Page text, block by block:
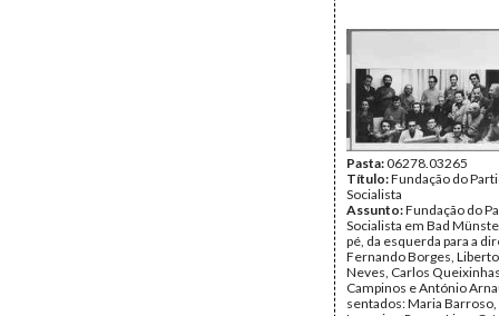
Pasta:06278.03265
Título:Fundação do
Socialista
Assunto:Fundação do
Socialista em Bad
pé, da esquerda para a
Fernando Borges,
Neves, Carlos
Campinos e António
sentados: Maria